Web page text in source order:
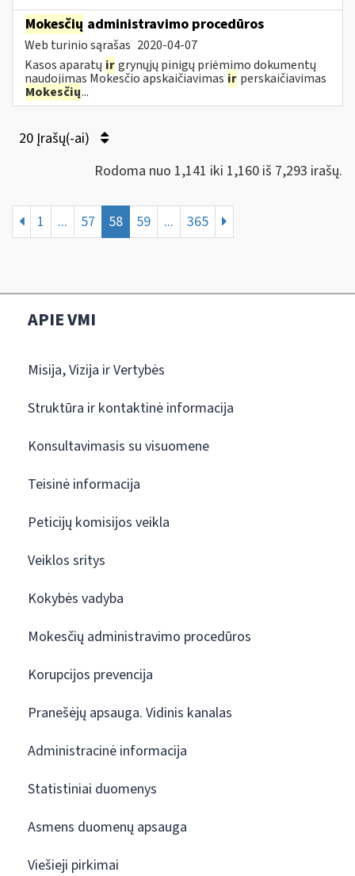
Mokesčių administravimo procedūros
Web turinio sąrašas 2020-04-07
Kasos aparatų irgrynųjų pinigų priėmimo dokumentų
naudojimas Mokesčio apskaičiavimas ir perskaičiavimas
Mokesčių...
20 Įrašų(-ai)
Rodoma nuo 1,141 iki 1,160 iš 7,293 irašų.
1 ... 57 58 59 ... 365
APIE VMI
Misija, Vizija ir Vertybės
Struktūra ir kontaktinė informacija
Konsultavimasis su visuomene
Teisinė informacija
Peticijų komisijos veikla
Veiklos sritys
Kokybės vadyba
Mokesčių administravimo procedūros
Korupcijos prevencija
Pranešėjų apsauga. Vidinis kanalas
Administracinė informacija
Statistiniai duomenys
Asmens duomenų apsauga
Viešieji pirkimai